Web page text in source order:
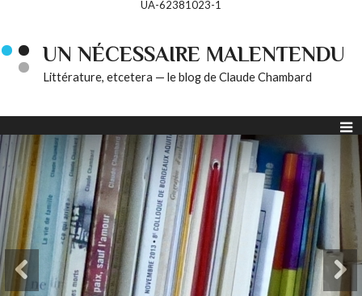
UA-62381023-1
UN NÉCESSAIRE MALENTENDU
Littérature, etcetera — le blog de Claude Chambard